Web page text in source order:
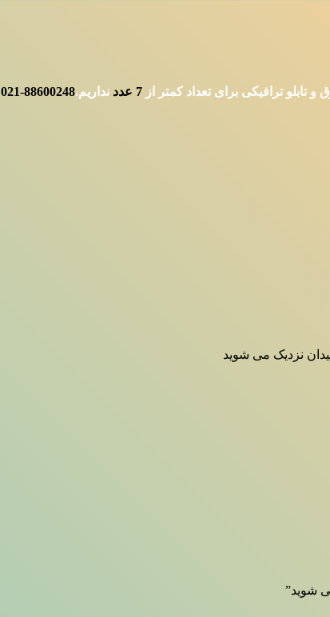
ترافیکی برای تعداد کمتر از عدد نداریم.88600248-021
نزدیک می شوید
شوید”